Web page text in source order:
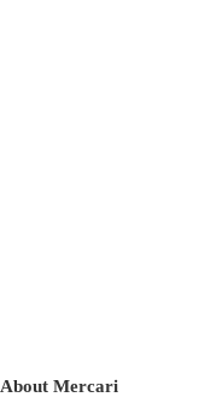
About Mercari